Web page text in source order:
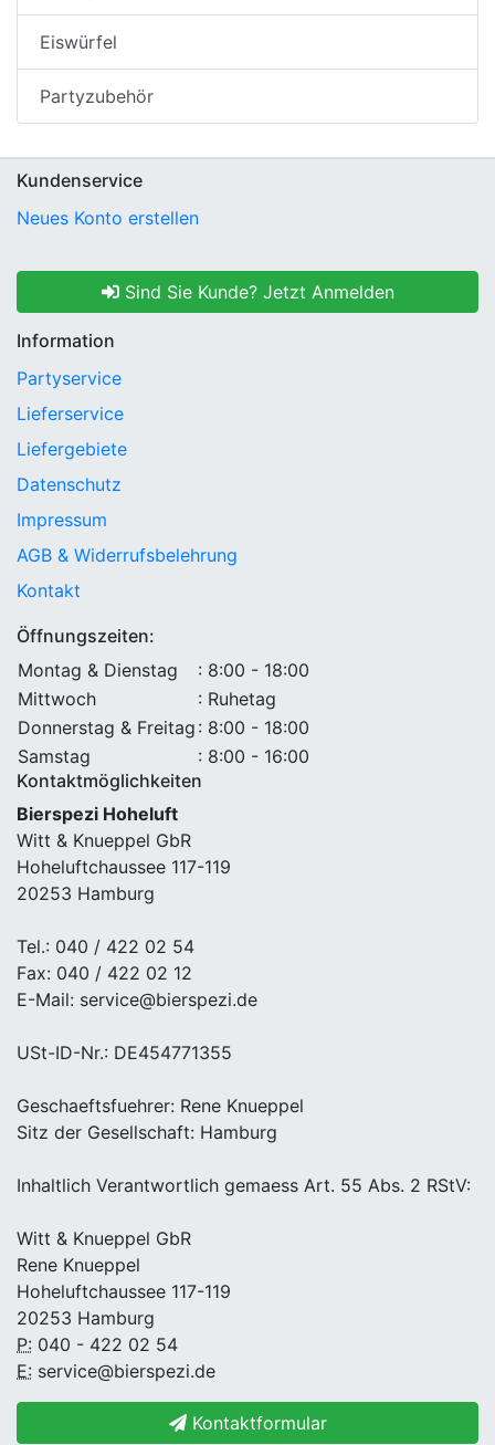
Eiswürfel
Partyzubehör
Kundenservice
Neues Konto erstellen
Sind Sie Kunde? Jetzt Anmelden
Information
Partyservice
Lieferservice
Liefergebiete
Datenschutz
Impressum
AGB & Widerrufsbelehrung
Kontakt
Öffnungszeiten:
Montag & Dienstag
: 8:00 - 18:00
Mittwoch
: Ruhetag
Donnerstag & Freitag : 8:00 - 18:00
Samstag
: 8:00 - 16:00
Kontaktmöglichkeiten
Bierspezi Hoheluft
Witt & Knueppel GbR
Hoheluftchaussee 117-119
20253 Hamburg
Tel.: 040 / 422 02 54
Fax: 040 / 422 02 12
E-Mail: service@bierspezi.de
USt-ID-Nr.: DE454771355
Geschaeftsfuehrer: Rene Knueppel
Sitz der Gesellschaft: Hamburg
Inhaltlich Verantwortlich gemaess Art. 55 Abs. 2 RStV:
Witt & Knueppel GbR
Rene Knueppel
Hoheluftchaussee 117-119
20253 Hamburg
P: 040 - 422 02 54
E: service@bierspezi.de
Kontaktformular